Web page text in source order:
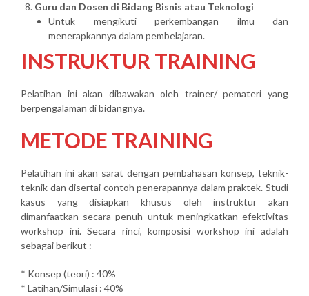
Guru dan Dosen di Bidang Bisnis atau Teknologi
Untuk mengikuti perkembangan ilmu dan
menerapkannya dalam pembelajaran.
INSTRUKTUR TRAINING
Pelatihan ini akan dibawakan oleh trainer/ pemateri yang
berpengalaman di bidangnya.
METODE TRAINING
Pelatihan ini akan sarat dengan pembahasan konsep, teknik-
teknik dan disertai contoh penerapannya dalam praktek. Studi
kasus yang disiapkan khusus oleh instruktur akan
dimanfaatkan secara penuh untuk meningkatkan efektivitas
workshop ini. Secara rinci, komposisi workshop ini adalah
sebagai berikut :
* Konsep (teori) : 40%
* Latihan/Simulasi : 40%